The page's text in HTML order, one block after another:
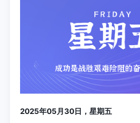
2025年05月30日，星期五